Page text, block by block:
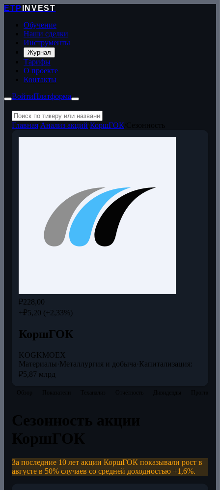
ETP
INVEST
Обучение
Наши сделки
Инструменты
Журнал
Тарифы
О проекте
Контакты
ВойтиПлатформа
Главная Анализ акций КоршГОК
₽228,00
+₽5,20 (+2,33%)
КоршГОК
KOGKMOEX
Материалы·Металлургия и добыча·Капитализация:
₽5,87 млрд
За последние 10 лет акции КоршГОК показывали рост в
августе в 50% случаев со средней доходностью +1,6%.